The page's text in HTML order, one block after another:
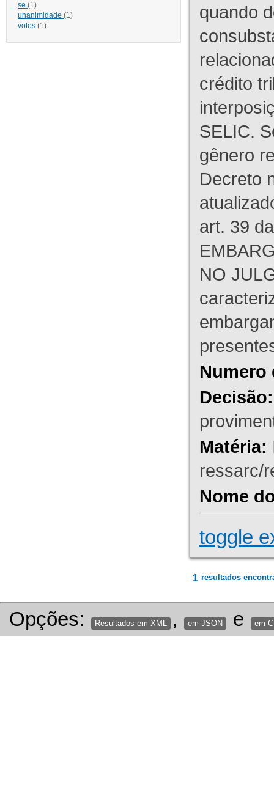
se (1)
unanimidade (1)
votos (1)
quando
crédito
SELIC.
gênero
Decreto
art. 39
NO
Numero
Decisão:
Matéria:
ressarc/
Nome
toggle
1 resultados
Opções: Resultados em XML , em JSON e em